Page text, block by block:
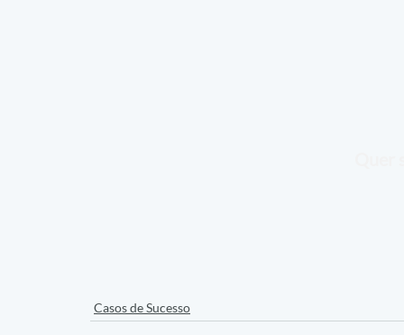
Casos de Sucesso